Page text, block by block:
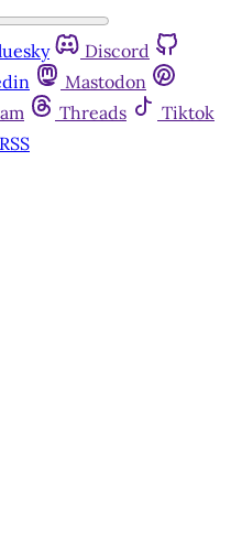
Discord
Mastodon
Threads
Tiktok
RSS